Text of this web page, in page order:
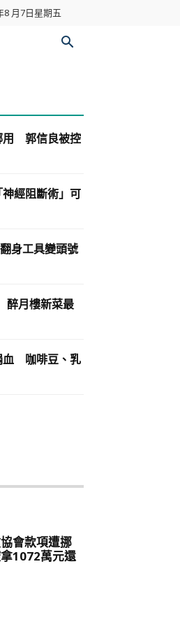
8 月7日星期五
用 郭信良被控
經阻斷術」可
身工具變頭號
醉月樓新菜最
血 咖啡豆、乳